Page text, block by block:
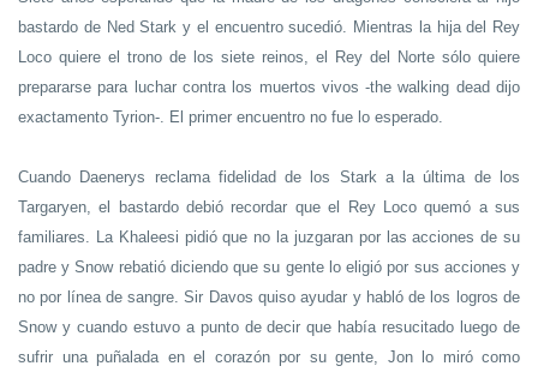
bastardo de Ned Stark y el encuentro sucedió. Mientras la hija del Rey
Loco quiere el trono de los siete reinos, el Rey del Norte sólo quiere
prepararse para luchar contra los muertos vivos -the walking dead dijo
exactamento Tyrion-. El primer encuentro no fue lo esperado.
Cuando Daenerys reclama fidelidad de los Stark a la última de los
Targaryen, el bastardo debió recordar que el Rey Loco quemó a sus
familiares. La Khaleesi pidió que no la juzgaran por las acciones de su
padre y Snow rebatió diciendo que su gente lo eligió por sus acciones y
no por línea de sangre. Sir Davos quiso ayudar y habló de los logros de
Snow y cuando estuvo a punto de decir que había resucitado luego de
sufrir una puñalada en el corazón por su gente, Jon lo miró como